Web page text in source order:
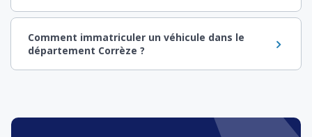
Comment immatriculer un véhicule dans le
département Corrèze ?